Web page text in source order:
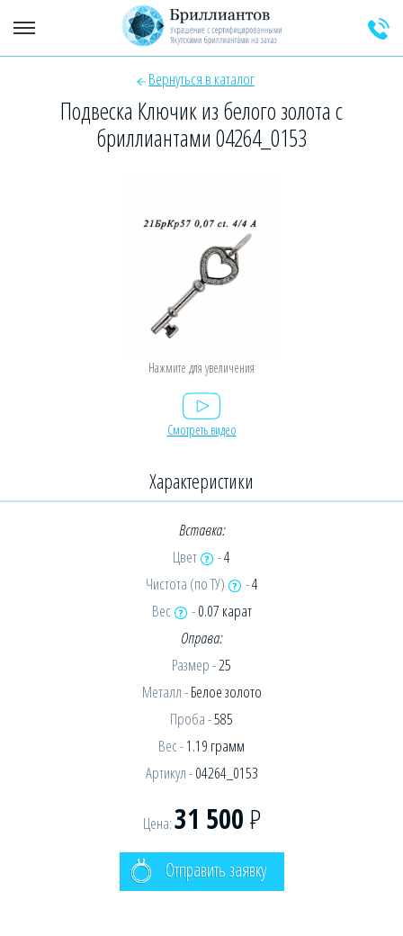
+7 (925) 589-64-91 Заказать звонок эксперта
Вернуться в каталог
Подвеска Ключик из белого золота с
бриллиантами 04264_0153
Смотреть видео
Характеристики
Вставка:
Цвет
-4
Чистота (по ТУ)
-4
Вес
-0.07 карат
Оправа:
Размер -25
Металл -Белое золото
Проба -585
Вес -1.19 грамм
Артикул -04264_0153
Цена:31 500Р
Отправить заявку